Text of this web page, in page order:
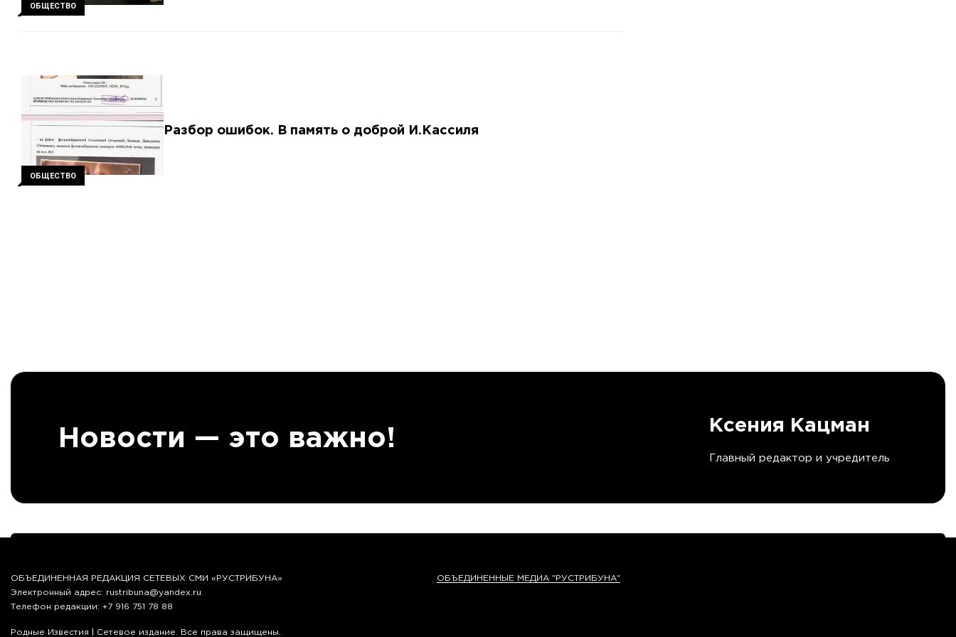
ОБЩЕСТВО
ОБЩЕСТВО
Разбор ошибок. В память о доброй И.Кассиля
Новости — это важно!
Ксения Кацман
Главный редактор и учредитель
ОБЪЕДИНЕННАЯ РЕДАКЦИЯ СЕТЕВЫХ СМИ «РУСТРИБУНА»
Электронный адрес: rustribuna@yandex.ru
Телефон редакции: +7 916 751 78 88
Родные Известия | Сетевое издание. Все права защищены.
ОБЪЕДИНЕННЫЕ МЕДИА "РУСТРИБУНА"